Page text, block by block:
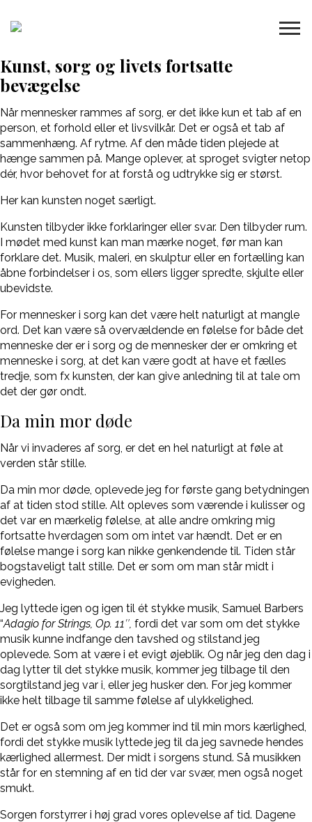
Kunst, sorg og livets fortsatte
bevægelse
Når mennesker rammes af sorg, er det ikke kun et tab af en
person, et forhold eller et livsvilkår. Det er også et tab af
sammenhæng. Af rytme. Af den måde tiden plejede at
hænge sammen på. Mange oplever, at sproget svigter netop
dér, hvor behovet for at forstå og udtrykke sig er størst.
Her kan kunsten noget særligt.
Kunsten tilbyder ikke forklaringer eller svar. Den tilbyder rum.
I mødet med kunst kan man mærke noget, før man kan
forklare det. Musik, maleri, en skulptur eller en fortælling kan
åbne forbindelser i os, som ellers ligger spredte, skjulte eller
ubevidste.
For mennesker i sorg kan det være helt naturligt at mangle
ord. Det kan være så overvældende en følelse for både det
menneske der er i sorg og de mennesker der er omkring et
menneske i sorg, at det kan være godt at have et fælles
tredje, som fx kunsten, der kan give anledning til at tale om
det der gør ondt.
Da min mor døde
Når vi invaderes af sorg, er det en hel naturligt at føle at
verden står stille.
Da min mor døde, oplevede jeg for første gang betydningen
af at tiden stod stille. Alt opleves som værende i kulisser og
det var en mærkelig følelse, at alle andre omkring mig
fortsatte hverdagen som om intet var hændt. Det er en
følelse mange i sorg kan nikke genkendende til. Tiden står
bogstaveligt talt stille. Det er som om man står midt i
evigheden.
Jeg lyttede igen og igen til ét stykke musik, Samuel Barbers
“Adagio for Strings, Op. 11″, fordi det var som om det stykke
musik kunne indfange den tavshed og stilstand jeg
oplevede. Som at være i et evigt øjeblik. Og når jeg den dag i
dag lytter til det stykke musik, kommer jeg tilbage til den
sorgtilstand jeg var i, eller jeg husker den. For jeg kommer
ikke helt tilbage til samme følelse af ulykkelighed.
Det er også som om jeg kommer ind til min mors kærlighed,
fordi det stykke musik lyttede jeg til da jeg savnede hendes
kærlighed allermest. Der midt i sorgens stund. Så musikken
står for en stemning af en tid der var svær, men også noget
smukt.
Sorgen forstyrrer i høj grad vores oplevelse af tid. Dagene